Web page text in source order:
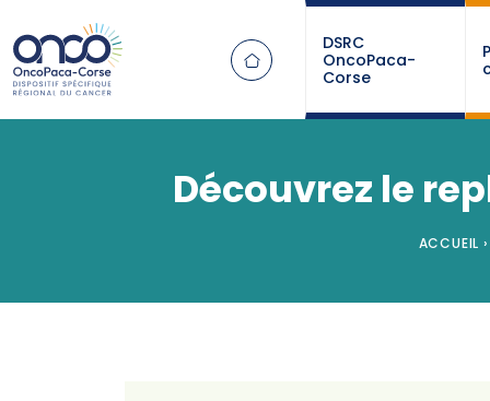
DSRC
OncoPaca-
Corse
Découvrez le
ACCUEIL ›